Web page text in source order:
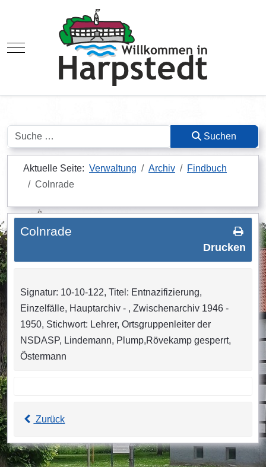
Mobile Menu Toggle
Suchen Suchen
Aktuelle Seite: Verwaltung Archiv
Findbuch
Colnrade
Drucken
Colnrade
Signatur: 10-10-122, Titel: Entnazifizierung,
Einzelfälle, Hauptarchiv - , Zwischenarchiv 1946 -
1950, Stichwort: Lehrer, Ortsgruppenleiter der
NSDASP, Lindemann, Plump,Rövekamp gesperrt,
Östermann
Zurück